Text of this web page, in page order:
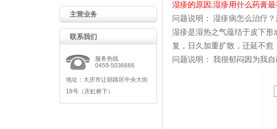
主营业务
联系我们
服务热线
0459-5036666
地址：大庆市让胡路区中央大街
18号（庆虹桥下）
湿疹的原因 ,湿疹用什么药膏最
问题说明： 湿疹病怎么治疗
湿疹是湿热之气蕴结于皮下形
复，日久加重扩散，迁延不愈
问题说明： 我很郁闷因为我